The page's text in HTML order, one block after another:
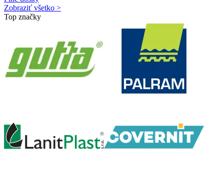
Zobraziť všetko >
Top značky